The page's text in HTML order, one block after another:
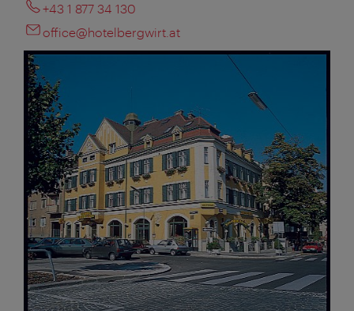
+43 1 877 34 130
office@hotelbergwirt.at